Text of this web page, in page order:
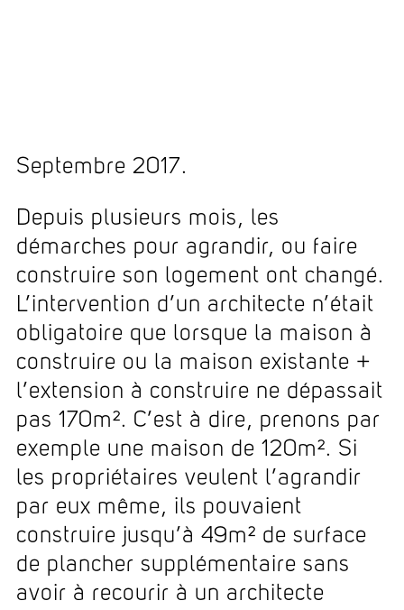
Septembre 2017.
Depuis plusieurs mois, les
démarches pour agrandir, ou faire
construire son logement ont changé.
L’intervention d’un architecte n’était
obligatoire que lorsque la maison à
construire ou la maison existante +
l’extension à construire ne dépassait
pas 170m². C’est à dire, prenons par
exemple une maison de 120m². Si
les propriétaires veulent l’agrandir
par eux même, ils pouvaient
construire jusqu’à 49m² de surface
de plancher supplémentaire sans
avoir à recourir à un architecte